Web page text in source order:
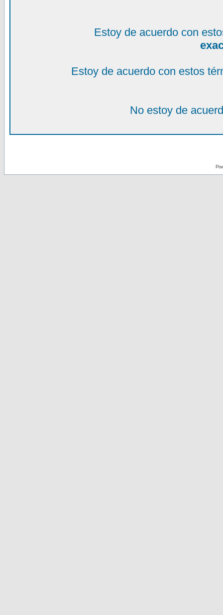
Estoy de acuerdo con
Estoy de acuerdo con estos
No estoy de